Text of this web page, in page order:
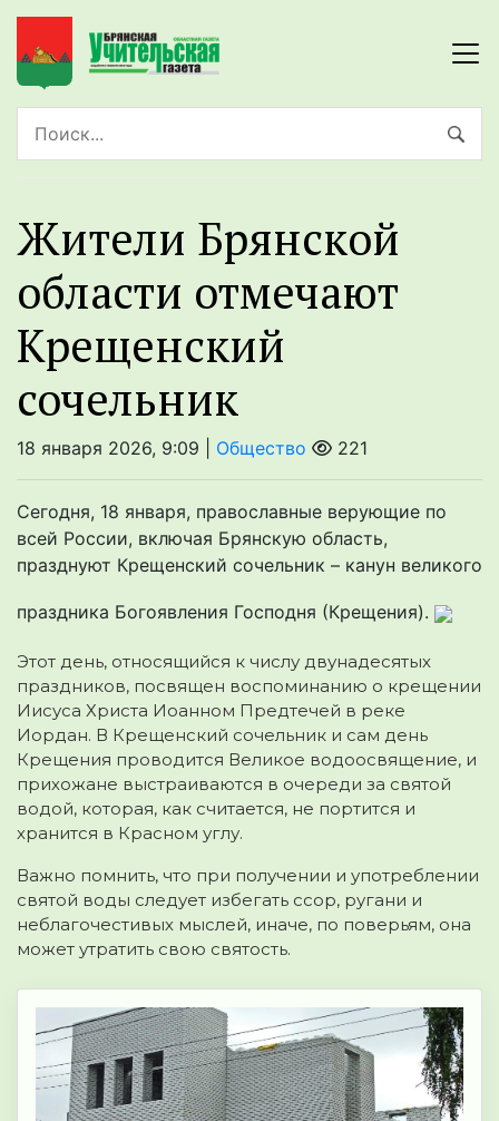
Жители Брянской
области отмечают
Крещенский
сочельник
18 января 2026, 9:09 | Общество 221
Сегодня, 18 января, православные верующие по
всей России, включая Брянскую область,
празднуют Крещенский сочельник – канун великого
праздника Богоявления Господня (Крещения).
Этот день, относящийся к числу двунадесятых
праздников, посвящен воспоминанию о крещении
Иисуса Христа Иоанном Предтечей в реке
Иордан. В Крещенский сочельник и сам день
Крещения проводится Великое водоосвящение, и
прихожане выстраиваются в очереди за святой
водой, которая, как считается, не портится и
хранится в Красном углу.
Важно помнить, что при получении и употреблении
святой воды следует избегать ссор, ругани и
неблагочестивых мыслей, иначе, по поверьям, она
может утратить свою святость.